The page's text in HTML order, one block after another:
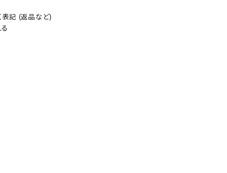
表記 (返品など)